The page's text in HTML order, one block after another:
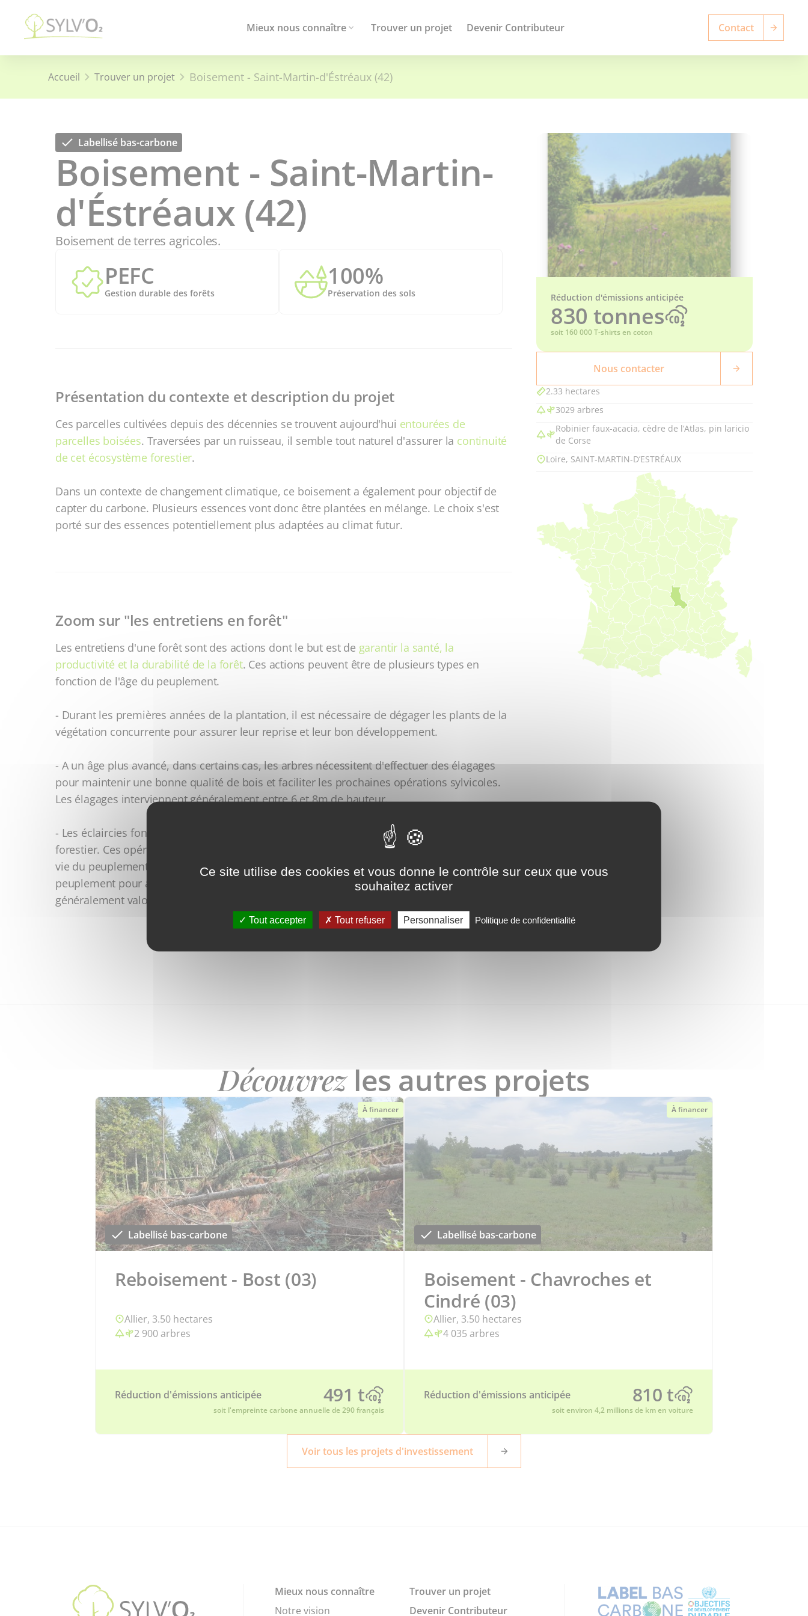
Mieux nous connaître Trouver un projet Devenir Contributeur Contact
Accueil Trouver un projet Boisement - Saint-Martin-d'Éstréaux (42)
Labellisé bas-carbone
Boisement - Saint-Martin-
d'Éstréaux (42)
Boisement de terres agricoles.
PEFC
Gestion durable des forêts
100%
Préservation des sols
Présentation du contexte et description du projet
Ces parcelles cultivées depuis des décennies se trouvent aujourd'hui entourées de
parcelles boisées. Traversées par un ruisseau, il semble tout naturel d'assurer la continuité
de cet écosystème forestier.
Dans un contexte de changement climatique, ce boisement a également pour objectif de
capter du carbone. Plusieurs essences vont donc être plantées en mélange. Le choix s'est
porté sur des essences potentiellement plus adaptées au climat futur.
Zoom sur "les entretiens en forêt"
Les entretiens d'une forêt sont des actions dont le but est de garantir la santé, la
productivité et la durabilité de la forêt. Ces actions peuvent être de plusieurs types en
fonction de l'âge du peuplement.
- Durant les premières années de la plantation, il est nécessaire de dégager les plants de la
végétation concurrente pour assurer leur reprise et leur bon développement.
- A un âge plus avancé, dans certains cas, les arbres nécessitent d'effectuer des élagages
pour maintenir une bonne qualité de bois et faciliter les prochaines opérations sylvicoles.
Les élagages interviennent généralement entre 6 et 8m de hauteur.
- Les éclaircies font aussi partie des opérations inhérentes à la vie d'un peuplement
forestier. Ces opérations interviennent généralement à partir de 20-25 ans et durent toute la
vie du peuplement. Le but des éclaircies est de diminuer la proportion d'arbres sur pied du
peuplement pour améliorer la qualité des arbres restants. Le bois issu des éclaircies est
généralement valorisé par des scieries locales.
Réduction d'émissions anticipée
830 tonnes
soit 160 000 T-shirts en coton
Nous contacter
2.33 hectares
3029 arbres
Robinier faux-acacia, cèdre de l’Atlas, pin laricio
de Corse
Loire, SAINT-MARTIN-D’ESTRÉAUX
Découvrezles autres projets
Labellisé bas-carbone
À financer
Reboisement - Bost (03)
Allier, 3.50 hectares
2 900 arbres
Réduction d'émissions anticipée 491 t
soit l'empreinte carbone annuelle de 290 français
Labellisé bas-carbone
À financer
Boisement - Chavroches et
Cindré (03)
Allier, 3.50 hectares
4 035 arbres
Réduction d'émissions anticipée 810 t
soit environ 4,2 millions de km en voiture
Voir tous les projets d'investissement
Mieux nous connaître
Notre vision
Trouver un projet
Devenir Contributeur
Ce site utilise des cookies et vous donne le contrôle sur ceux que vous
souhaitez activer
Tout accepter Tout refuser Personnaliser Politique de confidentialité